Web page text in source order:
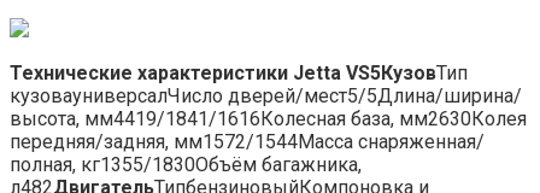
Технические характеристики Jetta VS5КузовТип
кузовауниверсалЧисло дверей/мест5/5Длина/ширина/
высота, мм4419/1841/1616Колесная база, мм2630Колея
передняя/задняя, мм1572/1544Масса снаряженная/
полная, кг1355/1830Объём багажника,
л482ДвигательТипбензиновыйКомпоновка и